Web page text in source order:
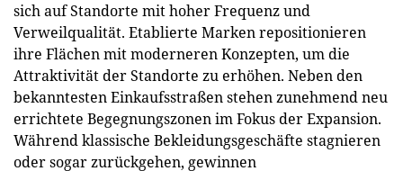
sich auf Standorte mit hoher Frequenz und
Verweilqualität. Etablierte Marken repositionieren
ihre Flächen mit moderneren Konzepten, um die
Attraktivität der Standorte zu erhöhen. Neben den
bekanntesten Einkaufsstraßen stehen zunehmend neu
errichtete Begegnungszonen im Fokus der Expansion.
Während klassische Bekleidungsgeschäfte stagnieren
oder sogar zurückgehen, gewinnen